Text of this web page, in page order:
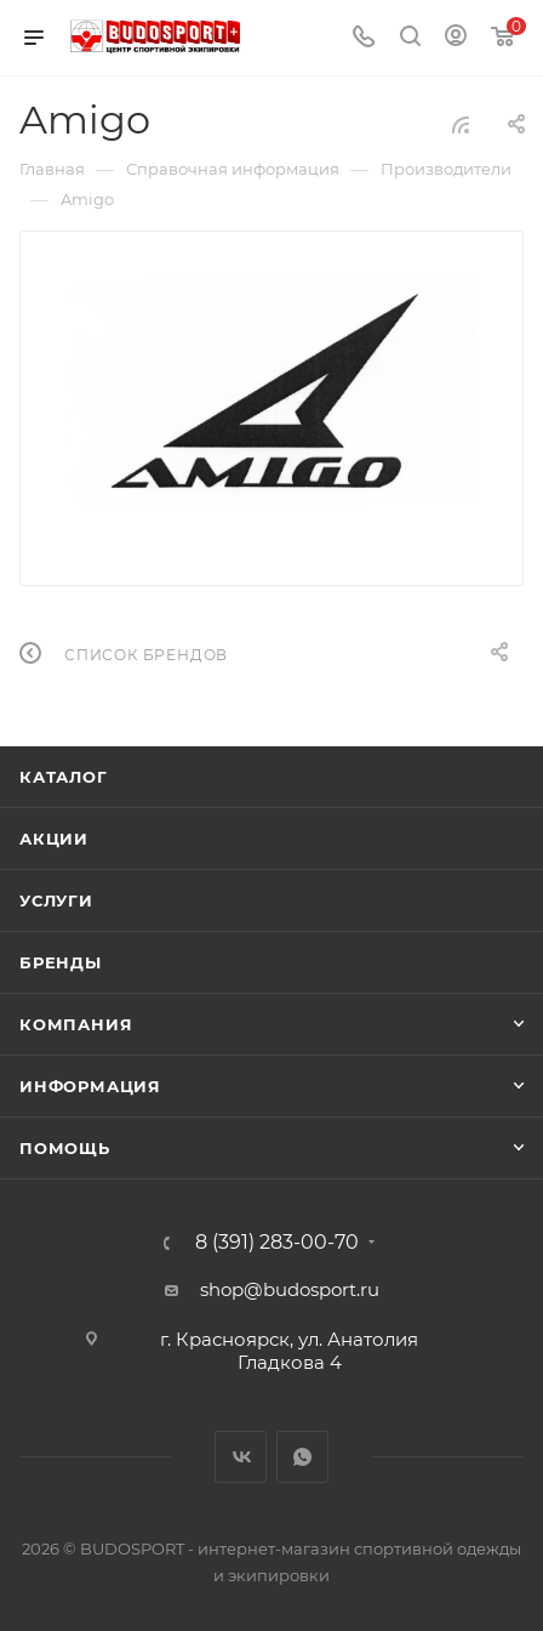
0
Amigo
Главная — Справочная информация — Производители
— Amigo
СПИСОК БРЕНДОВ
КАТАЛОГ
АКЦИИ
УСЛУГИ
БРЕНДЫ
КОМПАНИЯ
ИНФОРМАЦИЯ
ПОМОЩЬ
8 (391) 283-00-70
shop@budosport.ru
г. Красноярск, ул. Анатолия
Гладкова 4
2026 © BUDOSPORT - интернет-магазин спортивной одежды
и экипировки